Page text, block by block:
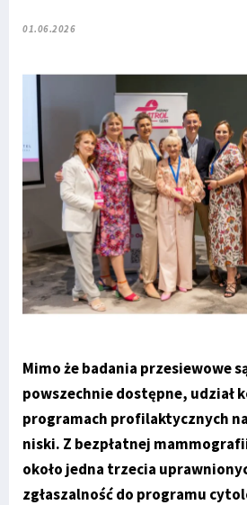
01.06.2026
Mimo że badania przesiewowe
powszechnie dostępne, udział
programach profilaktycznych
niski. Z bezpłatnej
około jedna trzecia
zgłaszalność do programu